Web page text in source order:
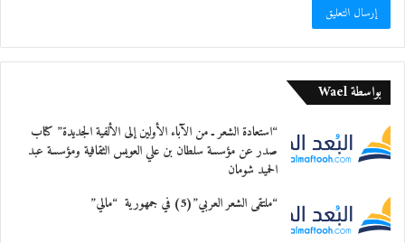
في النادي للضيفين المتحدثين تقديرًا لجهودهما ونشاطهما،
و كانت
هناك جلسة جانبية مصغرة في قاعة كبار الشخصيات في
النادي
قرأ خلالها الأديب محمد إدريس بعض نصوصه عن
بواسطة Wael
“استعادة الشعر ـ من الآباء الأولين إلى الألفية الجديدة” كتاب
صدر عن مؤسسة سلطان بن علي العويس الثقافية ومؤسسة عبد
الحميد شومان
“ملتقى الشعر العربي”(5) في جمهورية “مالي”